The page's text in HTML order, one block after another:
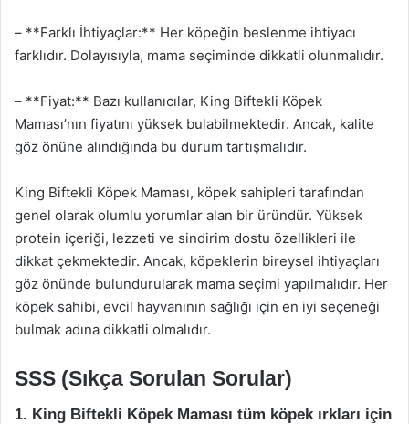
– **Farklı İhtiyaçlar:** Her köpeğin beslenme ihtiyacı
farklıdır. Dolayısıyla, mama seçiminde dikkatli olunmalıdır.
– **Fiyat:** Bazı kullanıcılar, King Biftekli Köpek
Maması’nın fiyatını yüksek bulabilmektedir. Ancak, kalite
göz önüne alındığında bu durum tartışmalıdır.
King Biftekli Köpek Maması, köpek sahipleri tarafından
genel olarak olumlu yorumlar alan bir üründür. Yüksek
protein içeriği, lezzeti ve sindirim dostu özellikleri ile
dikkat çekmektedir. Ancak, köpeklerin bireysel ihtiyaçları
göz önünde bulundurularak mama seçimi yapılmalıdır. Her
köpek sahibi, evcil hayvanının sağlığı için en iyi seçeneği
bulmak adına dikkatli olmalıdır.
SSS (Sıkça Sorulan Sorular)
1. King Biftekli Köpek Maması tüm köpek ırkları için